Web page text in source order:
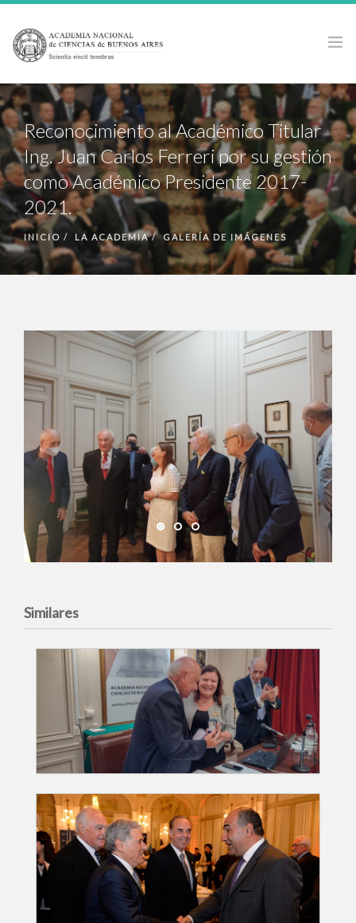
LA ACADEMIA
ACTIVIDADES
PUBLICACIONES
PREMIOS Y BECAS
NOTICIAS
ANCBA EN LOS MEDIOS
Reconocimiento al Académico Titular
Ing. Juan Carlos Ferreri por su gestión
como Académico Presidente 2017-
2021.
INICIO LA ACADEMIA GALERÍA DE IMÁGENES
Similares